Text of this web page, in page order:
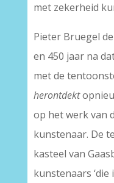
met zekerheid
Pieter Bruegel
en 450 jaar na
met de
herontdekt
op het werk van
kunstenaar. De
kasteel van
kunstenaars ‘die